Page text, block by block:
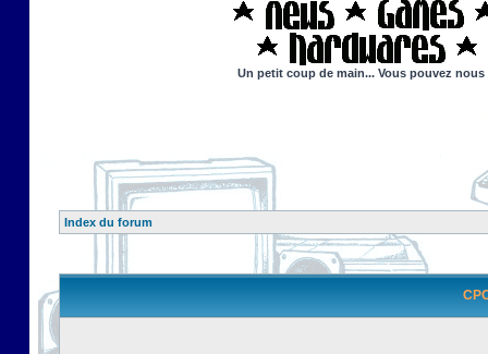
Un petit coup de main... Vous pouvez
Index du forum